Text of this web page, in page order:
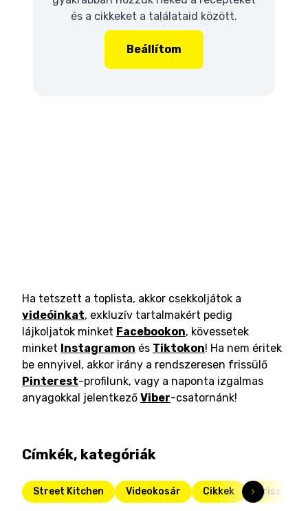
és a cikkeket a találataid között.
Beállítom
Ha tetszett a toplista, akkor csekkoljátok a
videóinkat, exkluzív tartalmakért pedig
lájkoljatok minket Facebookon, kövessetek
minket Instagramon és Tiktokon! Ha nem éritek
be ennyivel, akkor irány a rendszeresen frissülő
Pinterest-profilunk, vagy a naponta izgalmas
anyagokkal jelentkező Viber-csatornánk!
Címkék, kategóriák
Street Kitchen Videokosár Cikkek Friss